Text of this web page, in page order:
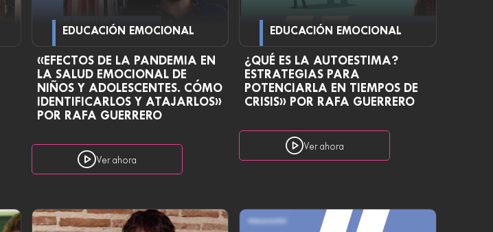
EDUCACIÓN EMOCIONAL
«EFECTOS DE LA PANDEMIA EN
LA SALUD EMOCIONAL DE
NIÑOS Y ADOLESCENTES. CÓMO
IDENTIFICARLOS Y ATAJARLOS»
POR RAFA GUERRERO
Ver ahora
EDUCACIÓN EMOCIONAL
¿QUÉ ES LA AUTOESTIMA?
ESTRATEGIAS PARA
POTENCIARLA EN TIEMPOS DE
CRISIS» POR RAFA GUERRERO
Ver ahora